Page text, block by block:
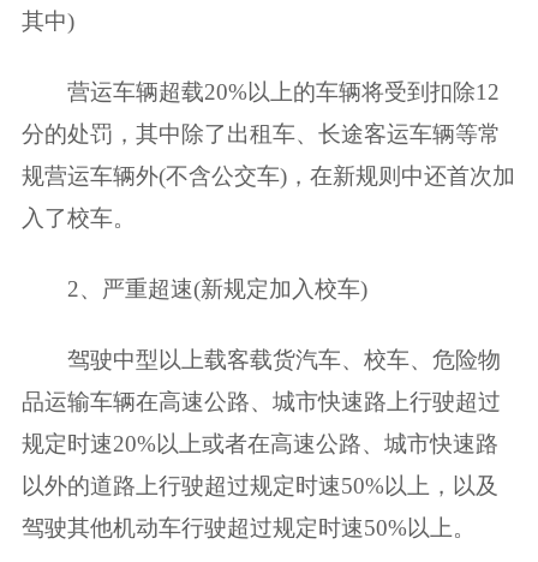
其中)
营运车辆超载20%以上的车辆将受到扣除12
分的处罚，其中除了出租车、长途客运车辆等常
规营运车辆外(不含公交车)，在新规则中还首次加
入了校车。
2、严重超速(新规定加入校车)
驾驶中型以上载客载货汽车、校车、危险物
品运输车辆在高速公路、城市快速路上行驶超过
规定时速20%以上或者在高速公路、城市快速路
以外的道路上行驶超过规定时速50%以上，以及
驾驶其他机动车行驶超过规定时速50%以上。